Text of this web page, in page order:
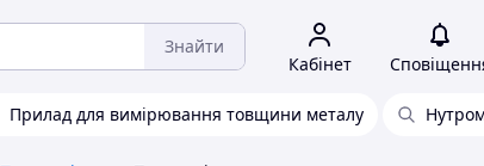
Знайти
Кабінет
Прилад для вимірювання товщини металу